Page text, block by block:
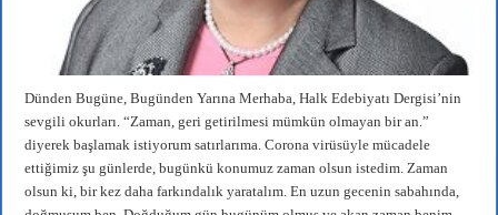
Dünden Bugüne, Bugünden Yarına Merhaba, Halk Edebiyatı Dergisi’nin
sevgili okurları. “Zaman, geri getirilmesi mümkün olmayan bir an.”
diyerek başlamak istiyorum satırlarıma. Corona virüsüyle mücadele
ettiğimiz şu günlerde, bugünkü konumuz zaman olsun istedim. Zaman
olsun ki, bir kez daha farkındalık yaratalım. En uzun gecenin sabahında,